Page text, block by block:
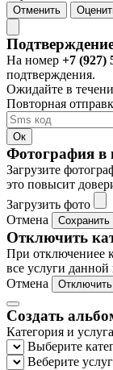
Отменить
На номер +7 (927)
подтверждения.
Ожидайте в
Повторная
Ок
Фотография в
Загрузите
это повысит
Загрузить фото
Отмена
Сохранить
Отключить
При отключениее
все услуги
Отмена
Отключить
Создать
Категория и услуга
Выберите
Веберите